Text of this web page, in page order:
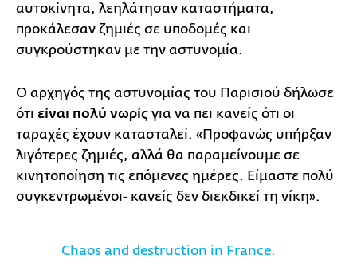
αυτοκίνητα, λεηλάτησαν καταστήματα,
προκάλεσαν ζημιές σε υποδομές και
συγκρούστηκαν με την αστυνομία.
Ο αρχηγός της αστυνομίας του Παρισιού δήλωσε
ότι είναι πολύ νωρίς για να πει κανείς ότι οι
ταραχές έχουν κατασταλεί. «Προφανώς υπήρξαν
λιγότερες ζημιές, αλλά θα παραμείνουμε σε
κινητοποίηση τις επόμενες ημέρες. Είμαστε πολύ
συγκεντρωμένοι- κανείς δεν διεκδικεί τη νίκη».
Chaos and destruction in France.